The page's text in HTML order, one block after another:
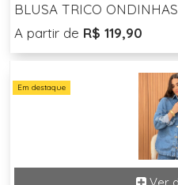
BLUSA TRICO ONDINHAS
A partir de R$ 119,90
Em destaque